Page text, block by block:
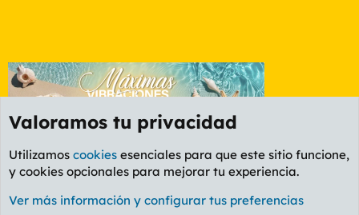
Foro General
Cookies
PL OLDSTYLE AMARILLO
Valoramos tu privacidad
Utilizamos cookies esenciales para que este sitio funcione,
y cookies opcionales para mejorar tu experiencia.
Ver más información y configurar tus preferencias